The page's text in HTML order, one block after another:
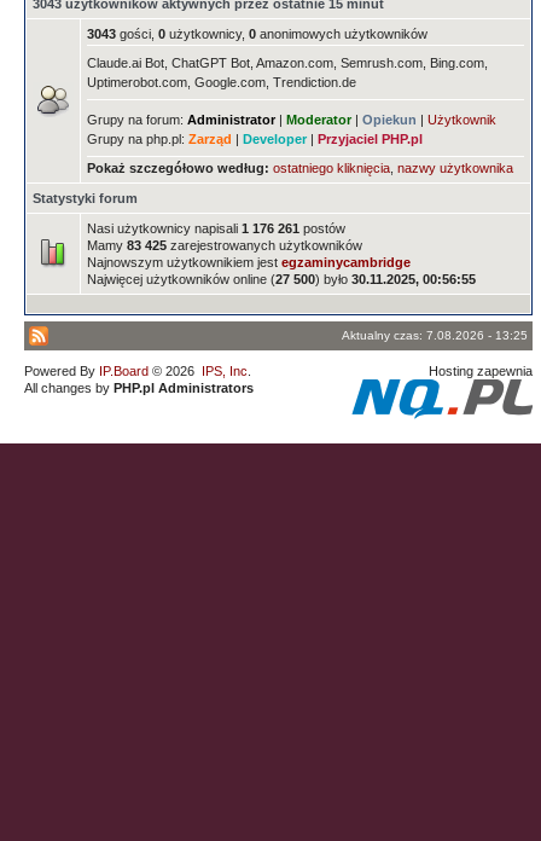
3043 użytkowników aktywnych przez ostatnie 15 minut
3043 gości, 0 użytkownicy, 0 anonimowych użytkowników
Claude.ai Bot, ChatGPT Bot, Amazon.com, Semrush.com, Bing.com,
Uptimerobot.com, Google.com, Trendiction.de
Grupy na forum: Administrator| Moderator| Opiekun | Użytkownik
Grupy na php.pl: Zarząd | Developer| Przyjaciel PHP.pl
Pokaż szczegółowo według: ostatniego kliknięcia nazwy użytkownika
Statystyki forum
Nasi użytkownicy napisali 1 176 261 postów
Mamy 83 425 zarejestrowanych użytkowników
Najnowszym użytkownikiem jest egzaminycambridge
Najwięcej użytkowników online (27 500) było 30.11.2025, 00:56:55
Aktualny czas: 7.08.2026 - 13:25
Powered By IP.Board © 2026 IPS, Inc
All changes by PHP.pl Administrators
Hosting zapewnia